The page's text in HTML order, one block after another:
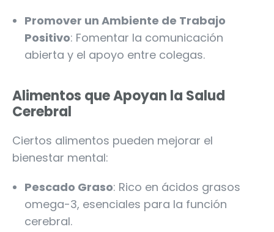
Promover un Ambiente de Trabajo
Positivo: Fomentar la comunicación
abierta y el apoyo entre colegas.
Alimentos que Apoyan la Salud
Cerebral
Ciertos alimentos pueden mejorar el
bienestar mental:
Pescado Graso: Rico en ácidos grasos
omega-3, esenciales para la función
cerebral.